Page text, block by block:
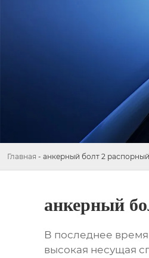
Главная - анкерный болт 2 распорный
анкерный
В последнее
высокая несущая